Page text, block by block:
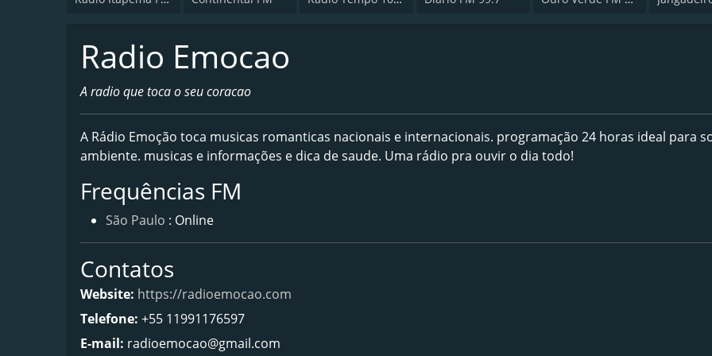
Radio Emocao
A radio que toca o seu coracao
A Rádio Emoção toca musicas romanticas nacionais e internacionais. programação 24 horas ideal para
ambiente. musicas e informações e dica de saude. Uma rádio pra ouvir o dia todo!
Frequências FM
São Paulo : Online
Contatos
Website: https://radioemocao.com
Telefone: +55 11991176597
E-mail: radioemocao@gmail.com